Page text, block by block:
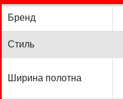
Бренд
Стиль
Ширина полотна